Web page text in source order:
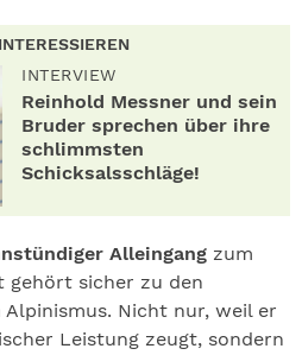
INTERVIEW
Reinhold Messner und sein
Bruder sprechen über ihre
schlimmsten
Schicksalsschläge!
Alleingang zum
gehört sicher zu den
Nicht nur, weil er
Leistung zeugt, sondern